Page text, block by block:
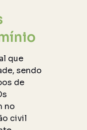
que
sendo
de
no
civil